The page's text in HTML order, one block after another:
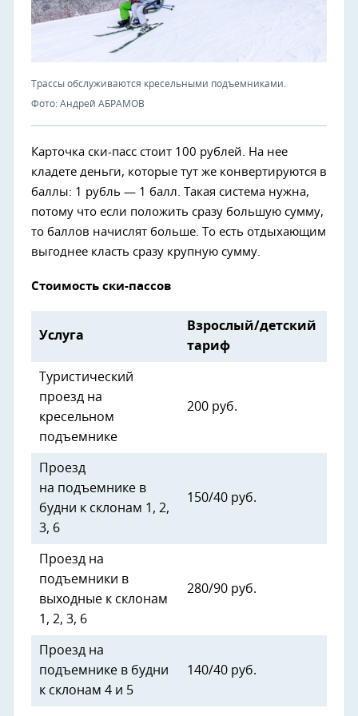
Трассы обслуживаются кресельными подъемниками.
Фото: Андрей АБРАМОВ
Карточка ски-пасс стоит 100 рублей. На нее
кладете деньги, которые тут же конвертируются в
баллы: 1 рубль — 1 балл. Такая система нужна,
потому что если положить сразу большую сумму,
то баллов начислят больше. То есть отдыхающим
выгоднее класть сразу крупную сумму.
Стоимость ски-пассов
Услуга
Взрослый/детский
тариф
Туристический
проезд на
кресельном
подъемнике
200 руб.
Проезд
на подъемнике в
будни к склонам 1, 2,
3, 6
150/40 руб.
Проезд на
подъемники в
выходные к склонам
1, 2, 3, 6
280/90 руб.
Проезд на
подъемнике в будни
к склонам 4 и 5
140/40 руб.